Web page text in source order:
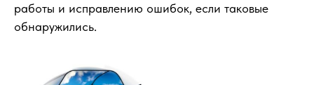
работы и исправлению ошибок, если таковые
обнаружились.